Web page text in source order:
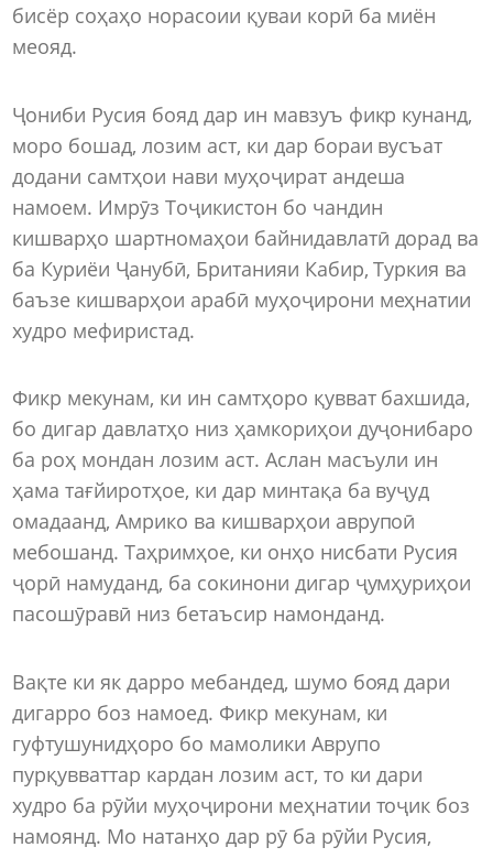
бисёр соҳаҳо норасоии қуваи корӣ ба миён
меояд.
Ҷониби Русия бояд дар ин мавзуъ фикр кунанд,
моро бошад, лозим аст, ки дар бораи вусъат
додани самтҳои нави муҳоҷират андеша
намоем. Имрӯз Тоҷикистон бо чандин
кишварҳо шартномаҳои байнидавлатӣ дорад ва
ба Куриёи Ҷанубӣ, Британияи Кабир, Туркия ва
баъзе кишварҳои арабӣ муҳоҷирони меҳнатии
худро мефиристад.
Фикр мекунам, ки ин самтҳоро қувват бахшида,
бо дигар давлатҳо низ ҳамкориҳои дуҷонибаро
ба роҳ мондан лозим аст. Аслан масъули ин
ҳама тағйиротҳое, ки дар минтақа ба вуҷуд
омадаанд, Амрико ва кишварҳои аврупоӣ
мебошанд. Таҳримҳое, ки онҳо нисбати Русия
ҷорӣ намуданд, ба сокинони дигар ҷумҳуриҳои
пасошӯравӣ низ бетаъсир намонданд.
Вақте ки як дарро мебандед, шумо бояд дари
дигарро боз намоед. Фикр мекунам, ки
гуфтушунидҳоро бо мамолики Аврупо
пурқувваттар кардан лозим аст, то ки дари
худро ба рӯйи муҳоҷирони меҳнатии тоҷик боз
намоянд. Мо натанҳо дар рӯ ба рӯйи Русия,